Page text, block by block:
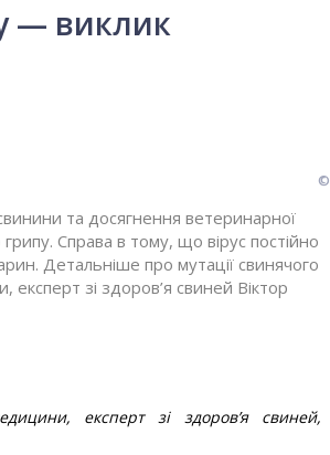
— виклик
©
та досягнення ветеринарної
Справа в тому, що вірус постійно
Детальніше про мутації свинячого
експерт зі здоров’я свиней Віктор
експерт зі здоров’я свиней,